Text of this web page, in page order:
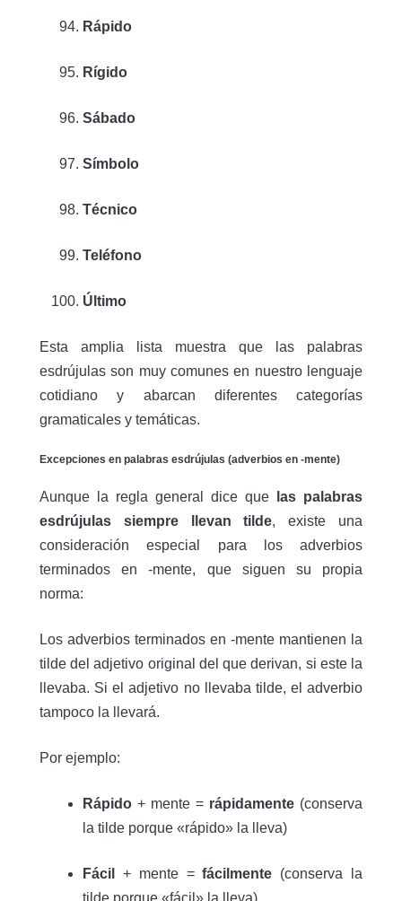
Rápido
Rígido
Sábado
Símbolo
Técnico
Teléfono
Último
Esta amplia lista muestra que las palabras
esdrújulas son muy comunes en nuestro lenguaje
cotidiano y abarcan diferentes categorías
gramaticales y temáticas.
Excepciones en palabras esdrújulas (adverbios en -mente)
Aunque la regla general dice que
las palabras
esdrújulas siempre llevan tilde, existe una
consideración especial para los adverbios
terminados en -mente, que siguen su propia
norma:
Los adverbios terminados en -mente mantienen la
tilde del adjetivo original del que derivan, si este la
llevaba. Si el adjetivo no llevaba tilde, el adverbio
tampoco la llevará.
Por ejemplo:
Rápido + mente = rápidamente (conserva
la tilde porque «rápido» la lleva)
Fácil + mente =fácilmente (conserva la